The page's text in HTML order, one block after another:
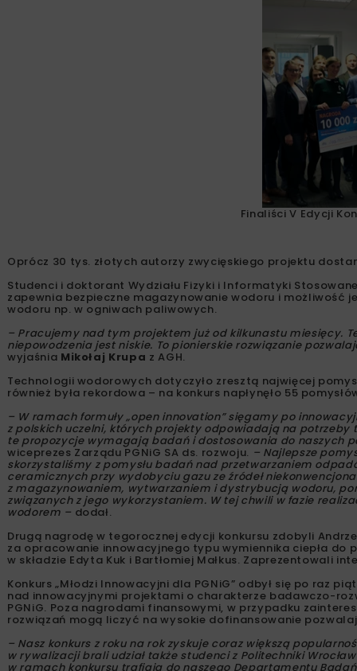
Finaliści V Edycji
Oprócz 30 tys. złotych autorzy zwycięskiego projektu
Studenci i doktorant Wydziału Fizyki i Informatyki
zapewnia bezpieczne magazynowanie wodoru i możliwość
wodoru np. w ogniwach paliwowych.
– Pracujemy nad tym projektem już od kilkunastu miesięcy.
niepowodzenia jest niskie. To pionierskie rozwiązanie
wyjaśnia Mikołaj Krupa z AGH.
Technologii wodorowych dotyczyło zresztą najwięcej
również była rekordowa – na konkurs napłynęło 55
– W ramach formuły „open innovation” sięgamy po
z polskich uczelni, których projekty odpowiadają na potrzeby
te propozycje wymagają badań i dostosowania do naszych
wiceprezes Zarządu PGNiG SA ds. rozwoju. – Najlepsze
skorzystaliśmy z pomysłu badań nad przetwarzaniem
ceramicznych przy wydobyciu gazu ze źródeł
z magazynowaniem, wytwarzaniem i dystrybucją wodoru,
związanych z jego wykorzystaniem. W tej chwili w fazie
wodorem – dodał.
Drugą nagrodę w tegorocznej edycji konkursu zdobyli
za opracowanie innowacyjnego typu wymiennika ciepła do
w składzie Edyta Kuk i Bartłomiej Małkus. Zaprezentowali
Konkurs „Młodzi Innowacyjni dla PGNiG” odbył się po raz
nad innowacyjnymi projektami o charakterze badawczo-
PGNiG. Poza nagrodami finansowymi, w przypadku
rozwiązań mogą liczyć na wysokie dofinansowanie
– Nasz konkurs z roku na rok zyskuje coraz większą
w rywalizacji brali udział także studenci z Politechniki
w ramach konkursu trafiają do naszego Departamentu